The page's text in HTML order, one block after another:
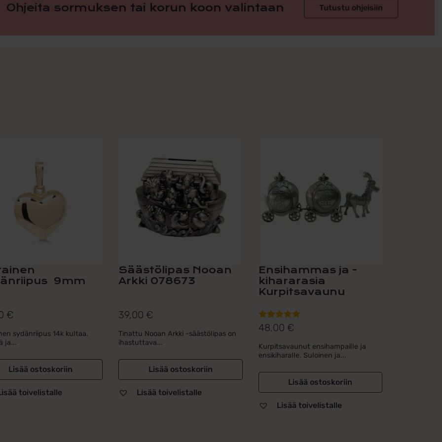
Ohjeita sormuksen tai korun koon valintaan Tutustu ohjeisiin
9mm
€
sydänriipus 14k kultaa.
ja...
Lisää ostoskoriin
toivelistalle
Säästölipas Nooan
Arkki 078673
39,00 €
Tinattu Nooan Arkki -säästölipas on
ihastuttava...
Lisää ostoskoriin
Lisää toivelistalle
Ensihammas ja -
kihararasia
Kurpitsavaunu
Arvostelu
5.00/ 5
48,00 €
Kurpitsavaunut ensihampaille ja
ensikiharalle. Suloinen ja...
Lisää ostoskoriin
Lisää toivelistalle